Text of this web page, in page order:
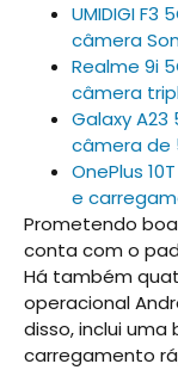
UMIDIGI
câmera
Realme 9i
câmera
Galaxy
câmera de
OnePlus
e
Prometendo
conta com o
Há também
operacional
disso, inclui
carregamento